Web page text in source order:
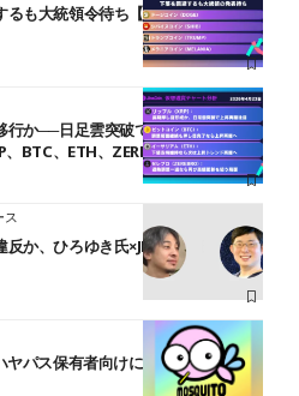
るも大統領令待ち【ミームコインチ
行か──日足雲突破で上昇再開に注目
、BTC、ETH、ZEREBRO
ス
か、ひろゆき氏×JPYC岡部氏が法的
パス保有者向けにAL申込み受付開